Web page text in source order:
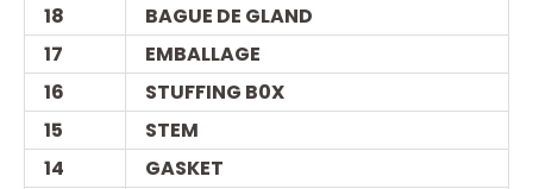
18
BAGUE DE GLAND
17
EMBALLAGE
16
STUFFING B0X
15
STEM
14
GASKET